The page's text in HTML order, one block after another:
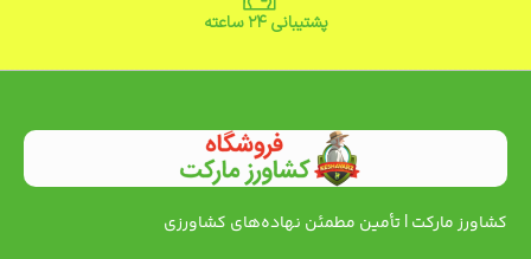
پشتیبانی ۲۴ ساعته
کشاورز مارکت | تأمین مطمئن نهاده‌های کشاورزی